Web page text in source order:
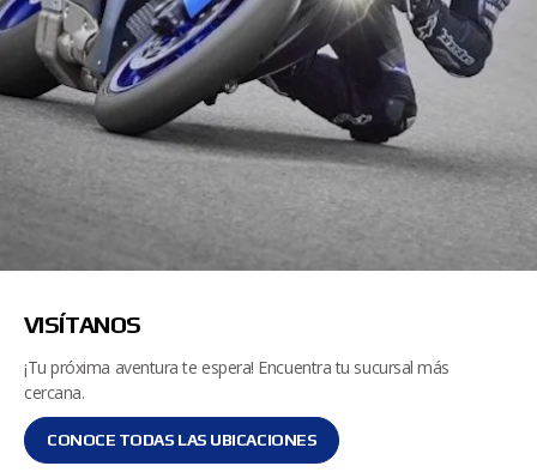
VISÍTANOS
¡Tu próxima aventura te espera! Encuentra tu sucursal más
cercana.
CONOCE TODAS LAS UBICACIONES